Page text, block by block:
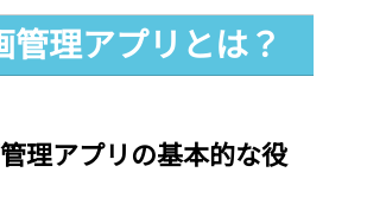
理アプリとは？
理アプリの基本的な役